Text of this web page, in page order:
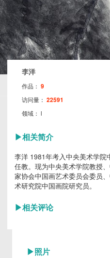
李洋
作品： 9
访问量： 22591
领域： l
▶相关简介
李洋 1981年考入中央美术学
任教。现为中央美术学院教授
家协会中国画艺术委员会委员
术研究院中国画院研究员。
▶相关评论
▶照片